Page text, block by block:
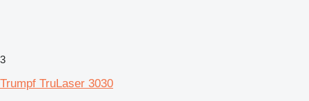
3
Trumpf TruLaser 3030